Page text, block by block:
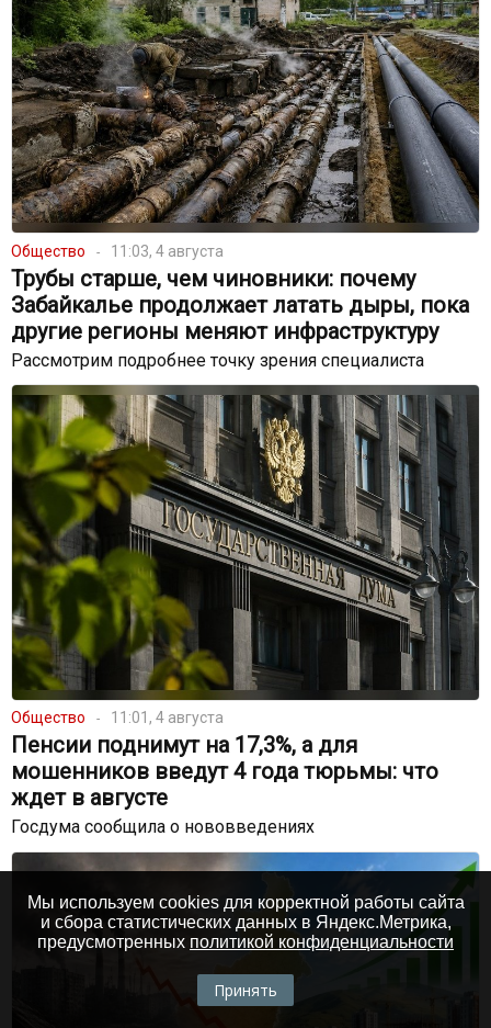
Общество 11:03, 4 августа
Трубы старше, чем чиновники: почему
Забайкалье продолжает латать дыры, пока
другие регионы меняют инфраструктуру
Рассмотрим подробнее точку зрения специалиста
Общество 11:01, 4 августа
Пенсии поднимут на 17,3%, а для
мошенников введут 4 года тюрьмы: что
ждет в августе
Госдума сообщила о нововведениях
Мы используем cookies для корректной работы сайта
и сбора статистических данных в Яндекс.Метрика,
предусмотренных политикой конфиденциальности
Принять